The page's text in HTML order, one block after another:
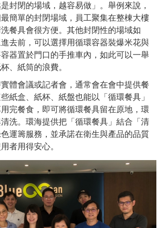
封閉的場域，越容易做」。舉例來說，
簡單的封閉場域，員工聚集在整棟大樓
餐具會很方便。其他封閉性的場域如
進去前，可以選擇用循環容器裝爆米花與
器置於門口的手推車內，如此可以一舉
、紙筒的浪費。
體會議或記者會，通常會在會中提供餐
紙盒、紙杯、紙盤也能以「循環餐具」
完餐食，即可將循環餐具留在原地，環
洗。環海提供把「循環餐具」結合「清
運籌服務，並承諾在衛生與產品的品質
者用得安心。